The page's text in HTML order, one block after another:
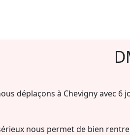
déplaçons à Chevignyavec 6
nous permet de bien